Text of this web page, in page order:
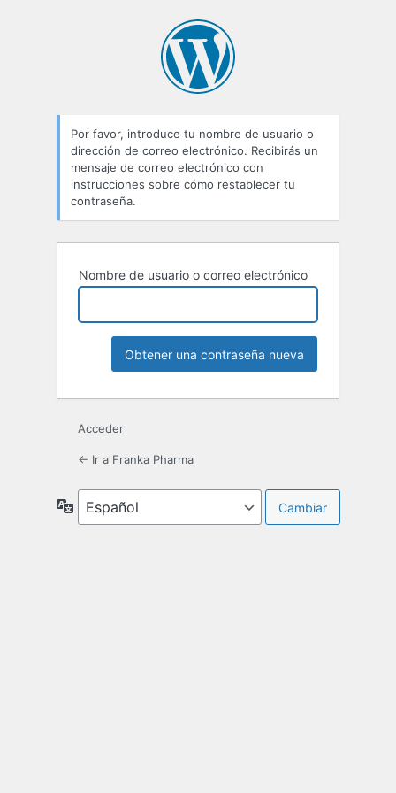
Por favor, introduce tu nombre de usuario o
dirección de correo electrónico. Recibirás un
mensaje de correo electrónico con
instrucciones sobre cómo restablecer tu
contraseña.
Nombre de usuario o correo electrónico
Acceder
← Ir a Franka Pharma
Idioma